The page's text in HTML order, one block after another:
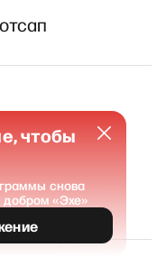
чтобы
снова
добром «Эхе»